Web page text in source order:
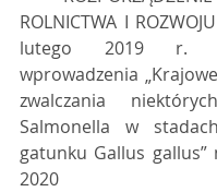
ROLNICTWA I
lutego 2019 r.
wprowadzenia
zwalczania
Salmonella w
gatunku Gallus
2020